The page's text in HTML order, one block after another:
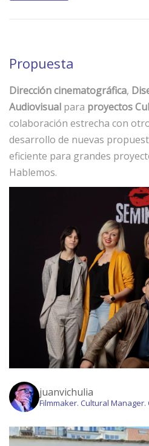
Propuesta
Dirección cinematográfica,
Audiovisual para proyectos
colaboración estrecha con
desarrollo de nuevas
eficiente para grandes
Hablemos.
juanvichulia
Filmmaker. Cultural Manager.